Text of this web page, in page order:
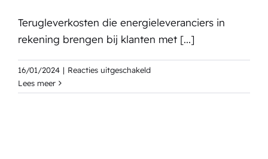
Terugleverkosten die energieleveranciers in
rekening brengen bij klanten met [...]
16/01/2024 | Reacties uitgeschakeldvoor
‘Terugleverkosten
Lees meer